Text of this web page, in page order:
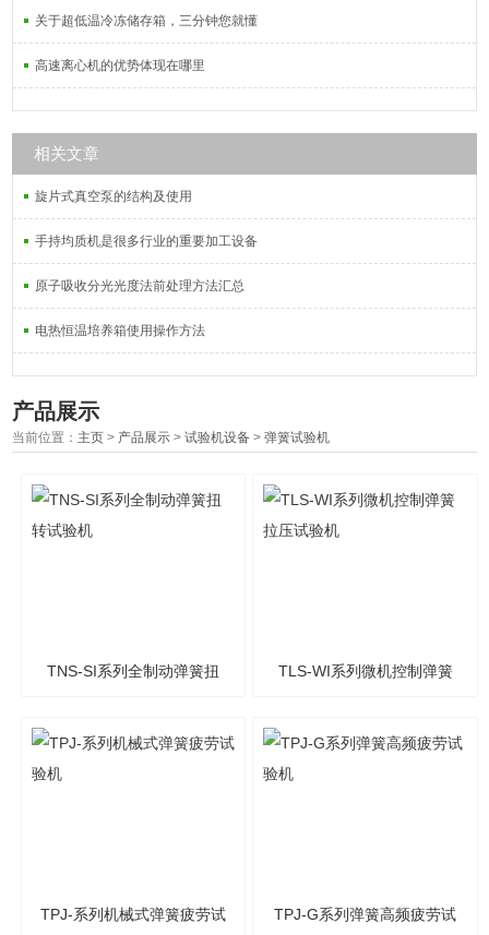
关于超低温冷冻储存箱，三分钟您就懂
高速离心机的优势体现在哪里
相关文章
旋片式真空泵的结构及使用
手持均质机是很多行业的重要加工设备
原子吸收分光光度法前处理方法汇总
电热恒温培养箱使用操作方法
产品展示
当前位置： 主页 > 产品展示 >试验机设备 >弹簧试验机
TNS-SI系列全制动弹簧扭 TLS-WI系列微机控制弹簧
TPJ-系列机械式弹簧疲劳试 TPJ-G系列弹簧高频疲劳试